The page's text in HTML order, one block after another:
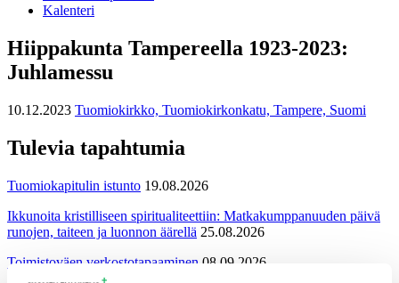
Kalenteri
Hiippakunta Tampereella 1923-2023:
Juhlamessu
10.12.2023 Tuomiokirkko, Tuomiokirkonkatu, Tampere, Suomi
Tulevia tapahtumia
Tuomiokapitulin istunto 19.08.2026
Ikkunoita kristilliseen spiritualiteettiin: Matkakumppanuuden päivä
runojen, taiteen ja luonnon äärellä 25.08.2026
Toimistoväen verkostotapaaminen 08.09.2026